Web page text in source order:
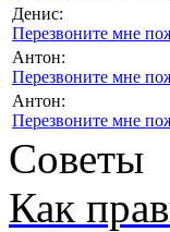
Денис:
Перезвоните мне
Антон:
Перезвоните мне
Антон:
Перезвоните мне
Советы
Как